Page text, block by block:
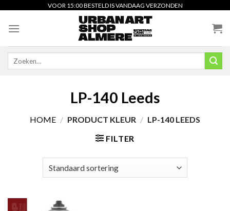
content
VOOR 15:00 BESTELD IS VANDAAG VERZONDEN
LP-140 Leeds
HOME / PRODUCT KLEUR / LP-140 LEEDS
FILTER